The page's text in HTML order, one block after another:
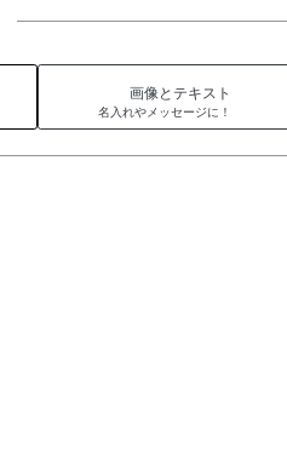
画像とテキスト
名入れやメッセージに！